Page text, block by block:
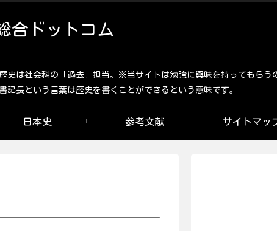
合ドットコム
史は社会科の「過去」担当。※当サイトは勉強に興味を持ってもらう
記長という言葉は歴史を書くことができるという意味です。
日本史 参考文献 サイトマッ